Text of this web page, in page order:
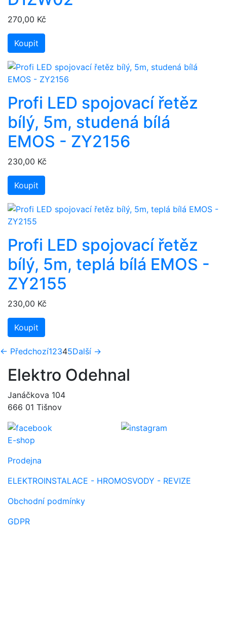
270,00 Kč
Koupit
Profi LED spojovací řetěz
bílý, 5m, studená bílá
EMOS - ZY2156
230,00 Kč
Koupit
Profi LED spojovací řetěz
bílý, 5m, teplá bílá EMOS -
ZY2155
230,00 Kč
Koupit
← Předchozí1234(aktuální)
5Další →
Elektro Odehnal
Janáčkova 104
666 01 Tišnov
E-shop
Prodejna
ELEKTROINSTALACE - HROMOSVODY - REVIZE
Obchodní podmínky
GDPR